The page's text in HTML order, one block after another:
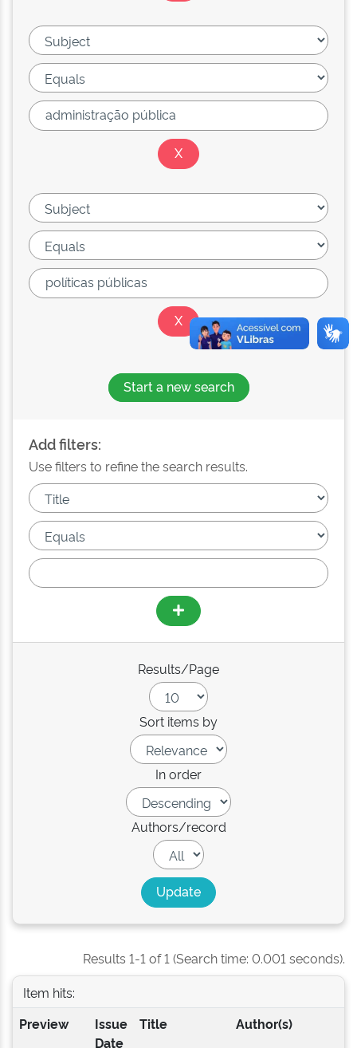
Start a new search
Add filters:
Use filters to refine the search results.
Results/Page
Sort items by
In order
Authors/record
Results 1-1 of 1 (Search time: 0.001 seconds).
Item hits:
Preview
Issue
Date
Title Author(s)